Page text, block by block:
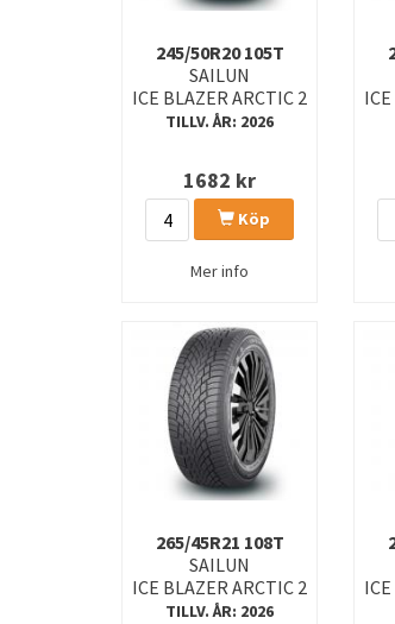
245/50R20 105T
SAILUN
ICE BLAZER ARCTIC 2
TILLV. ÅR: 2026
1682 kr
Köp
Mer info
265/45R21 108T
SAILUN
ICE BLAZER ARCTIC 2
TILLV. ÅR: 2026